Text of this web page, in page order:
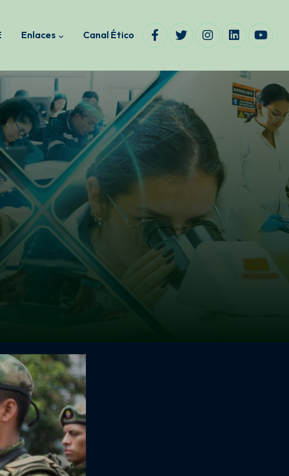
Enlaces Canal Ético